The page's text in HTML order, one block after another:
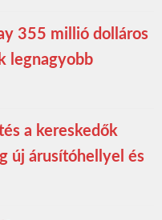
355 millió dolláros
legnagyobb
a kereskedők
új árusítóhellyel és